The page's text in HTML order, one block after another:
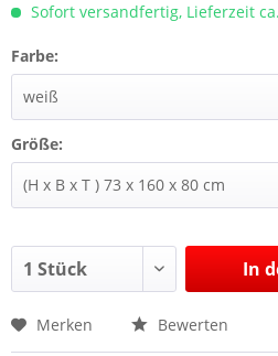
Sofort versandfertig, Lieferzeit
Farbe:
Größe:
In
Merken Bewerten